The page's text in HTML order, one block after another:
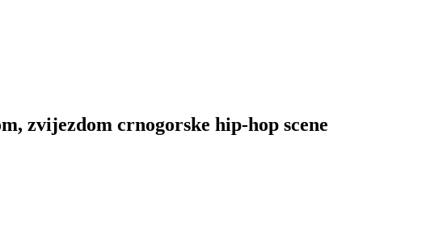
zvijezdom crnogorske hip-hop scene